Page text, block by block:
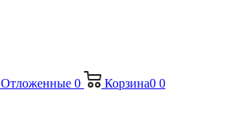
Отложенные 0 Корзина0 0